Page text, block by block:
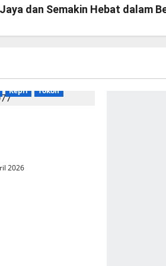
dan Semakin Hebat dalam
Kepri Tokoh
2026